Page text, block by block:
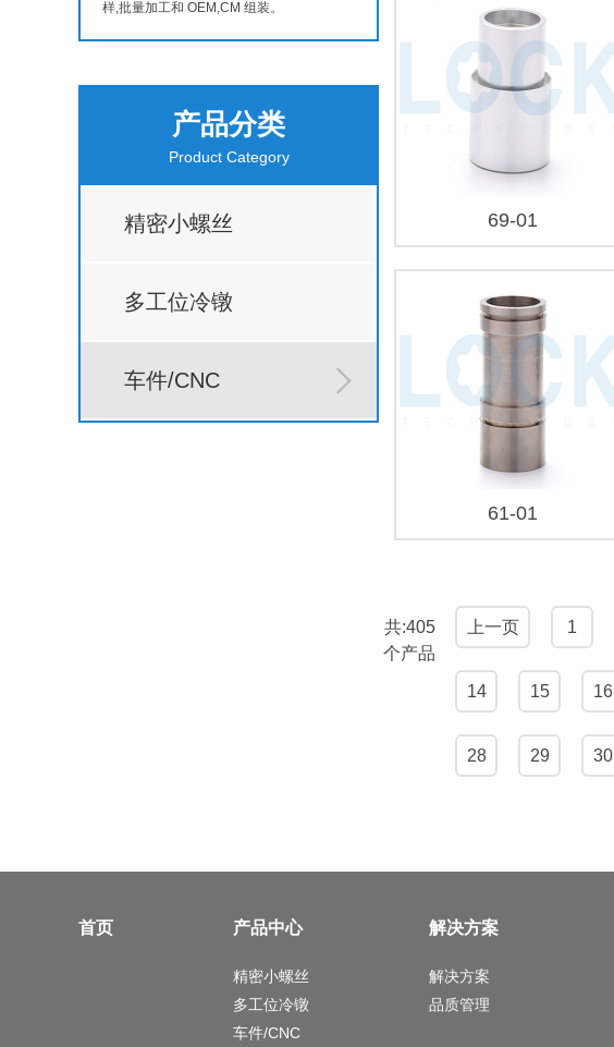
样,批量加工和 OEM,CM 组装。
产品分类
Product Category
精密小螺丝
多工位冷镦
车件/CNC
69-01
61-01
共:405
个产品
上一页 1
14 15 16
28 29 30
首页 产品中心
精密小螺丝
多工位冷镦
车件/CNC
解决方案
解决方案
品质管理